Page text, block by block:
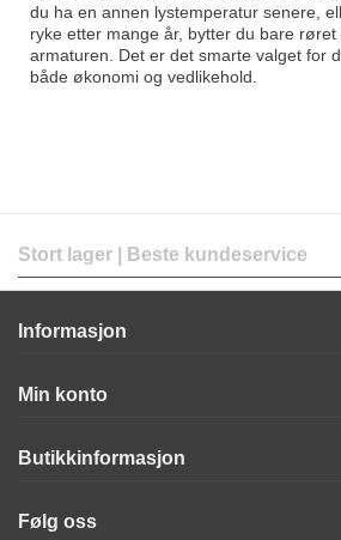
du ha en annen lystemperatur senere,
ryke etter mange år, bytter du bare røret
armaturen. Det er det smarte valget for
både økonomi og vedlikehold.
Stort lager | Beste kundeservice
Informasjon
Min konto
Butikkinformasjon
Følg oss